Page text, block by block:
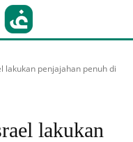
lakukan penjajahan penuh di
lakukan